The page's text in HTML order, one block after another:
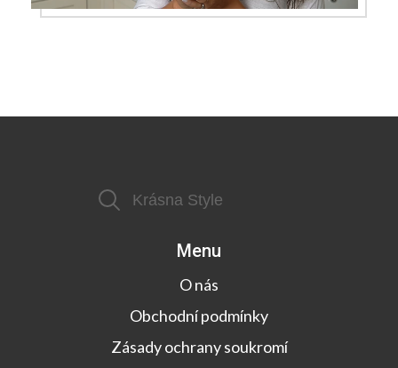
Menu
O nás
Obchodní podmínky
Zásady ochrany soukromí